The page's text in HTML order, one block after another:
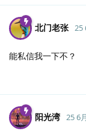
北门老张 25
能私信我一下不？
阳光湾 25 6月